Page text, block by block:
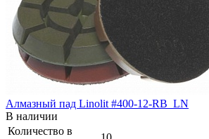
Алмазный пад Linolit #400-12-RB_LN
В наличии
Количество в